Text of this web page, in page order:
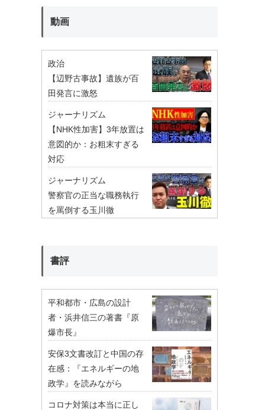
動画
政治
【辺野古事故】遺族が百
田発言に激怒
ジャーナリズム
【NHK性加害】3年放置は
意図的か：お粗末すぎる
対応
ジャーナリズム
警察官の正当な職務執行
を罵倒する玉川徹
書評
平和都市・広島の設計
者・浜井信三の著書『原
爆市長』
安保3文書改訂と中国の存
在感：『エネルギーの地
政学』を読みながら
コロナ対策は本当に正し